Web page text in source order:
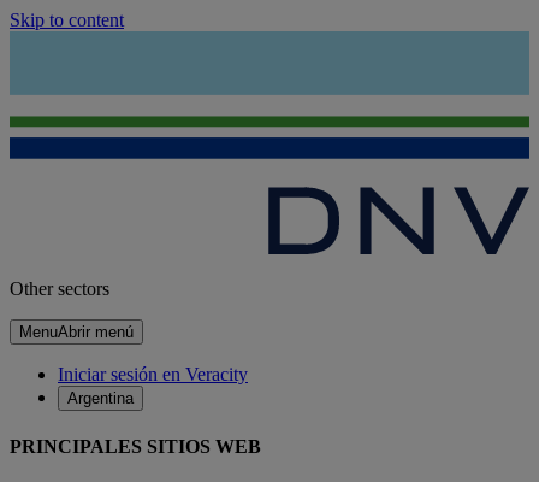
Skip to content
Other sectors
MenuAbrir menú
Iniciar sesión en Veracity
Argentina
PRINCIPALES SITIOS WEB